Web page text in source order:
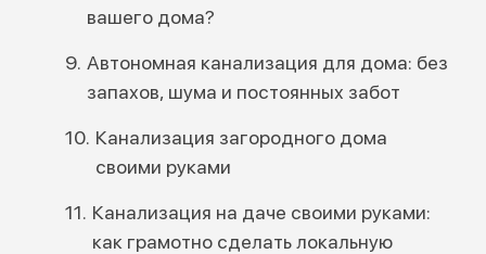
вашего дома?
Автономная канализация для дома: без
запахов, шума и постоянных забот
Канализация загородного дома
своими руками
Канализация на даче своими руками:
как грамотно сделать локальную